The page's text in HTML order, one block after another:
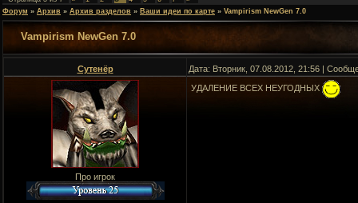
Форум » Архив » Архив разделов » Ваши идеи по карте » Vampirism NewGen 7.0
Vampirism NewGen 7.0
Сутенёр Дата: Вторник, 07.08.2012, 21:56 |
Про игрок
УДАЛЕНИЕ ВСЕХ НЕУГОДНЫХ